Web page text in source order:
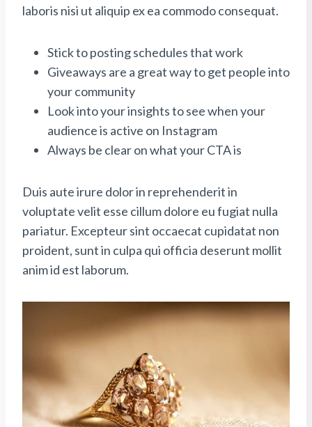
laboris nisi ut aliquip ex ea commodo consequat.
Stick to posting schedules that work
Giveaways are a great way to get people into
your community
Look into your insights to see when your
audience is active on Instagram
Always be clear on what your CTA is
Duis aute irure dolor in reprehenderit in
voluptate velit esse cillum dolore eu fugiat nulla
pariatur. Excepteur sint occaecat cupidatat non
proident, sunt in culpa qui officia deserunt mollit
anim id est laborum.